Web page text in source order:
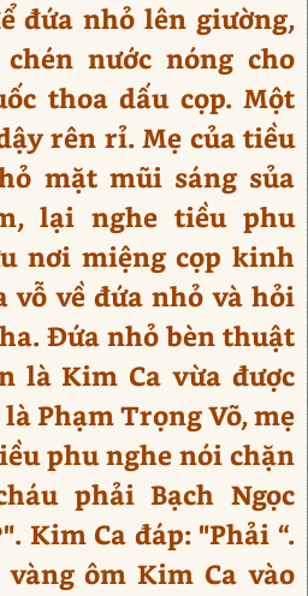
đứa nhỏ lên giường,
nước nóng cho
thoa dấu cọp. Một
rên rỉ. Mẹ của tiều
mặt mũi sáng sủa
lại nghe tiều phu
nơi miệng cọp kinh
vỗ về đứa nhỏ và hỏi
Đứa nhỏ bèn thuật
là Kim Ca vừa được
Phạm Trọng Võ, mẹ
phu nghe nói chặn
phải Bạch Ngọc
Kim Ca đáp: "Phải “.
ôm Kim Ca vào